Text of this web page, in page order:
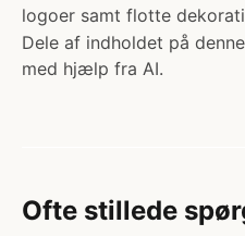
logoer samt flotte
Dele af indholdet på
med hjælp fra AI.
Ofte stillede